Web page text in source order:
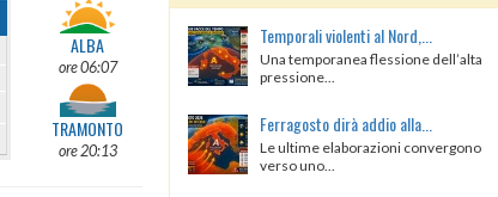
ALBA
ore 06:07
TRAMONTO
ore 20:13
Temporali violenti al Nord,...
Una temporanea flessione dell’alta
pressione...
Ferragosto dirà addio alla...
Le ultime elaborazioni convergono
verso uno...